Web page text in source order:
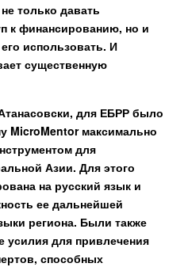
только давать
к финансированию, но и
использовать. И
существенную
для ЕБРР было
MicroMentor максимально
для
Азии. Для этого
на русский язык и
ее дальнейшей
региона. Были также
усилия для привлечения
способных